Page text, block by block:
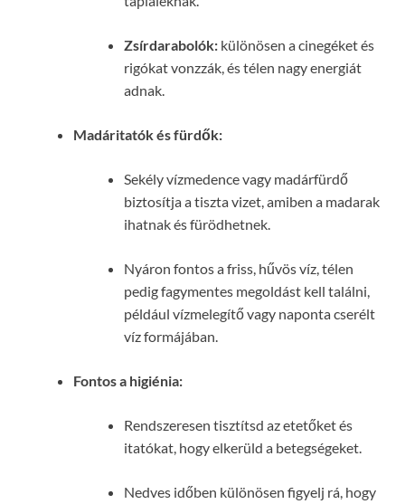
Zsírdarabolók: különösen a cinegéket és
rigókat vonzzák, és télen nagy energiát
adnak.
Madáritatók és fürdők:
Sekély vízmedence vagy madárfürdő
biztosítja a tiszta vizet, amiben a madarak
ihatnak és fürödhetnek.
Nyáron fontos a friss, hűvös víz, télen
pedig fagymentes megoldást kell találni,
például vízmelegítő vagy naponta cserélt
víz formájában.
Fontos a higiénia:
Rendszeresen tisztítsd az etetőket és
itatókat, hogy elkerüld a betegségeket.
Nedves időben különösen figyelj rá, hogy